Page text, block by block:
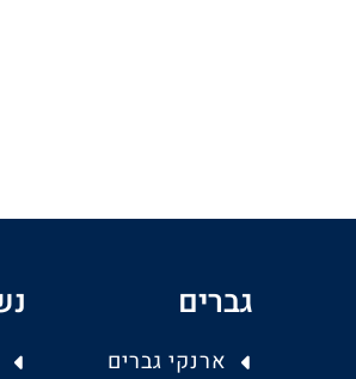
גברים
ארנקי גברים